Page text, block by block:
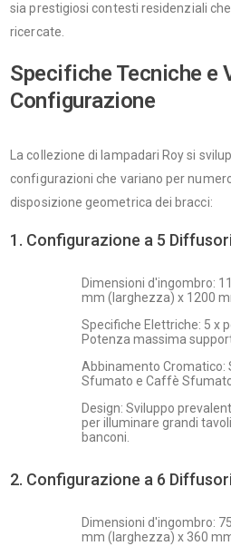
sia prestigiosi contesti residenziali
ricercate.
Specifiche Tecniche e
Configurazione
La collezione di lampadari Roy si
configurazioni che variano per
disposizione geometrica dei bracci:
1. Configurazione a 5
Dimensioni d'ingombro:
mm (larghezza) x 1200
Specifiche Elettriche: 5 x
Potenza massima
Abbinamento Cromatico:
Sfumato e Caffè
Design: Sviluppo
per illuminare grandi
banconi.
2. Configurazione a 6
Dimensioni d'ingombro:
mm (larghezza) x 360